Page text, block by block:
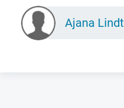
Ajana Lindt